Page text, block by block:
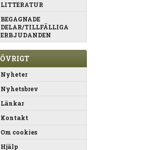
LITTERATUR
BEGAGNADE
DELAR/TILLFÄLLIGA
ERBJUDANDEN
ÖVRIGT
Nyheter
Nyhetsbrev
Länkar
Kontakt
Om cookies
Hjälp